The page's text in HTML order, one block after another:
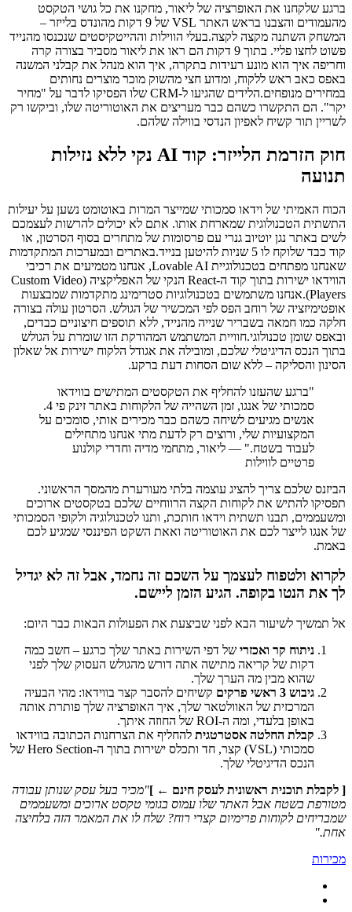
ברגע שלקחנו את האופרציה של ליאור, מחקנו את כל גושי הטקסט
מהעמודים והצבנו בראש האתר VSL של 9 דקות מהונדס בלייזר –
המשחק השתנה מקצה לקצה.בעלי הווילות וההייטקיסטים שנכנסו מהנייד
פשוט לחצו פליי. בתוך 9 דקות הם ראו את ליאור מסביר בצורה קרה
וחריפה איך הוא מונע רעידות בתקרה, איך הוא מנהל את קבלני המשנה
באפס כאב ראש ללקוח, ומדוע חצי מהשוק מוכר מוצרים נחותים
במחירים מנופחים.הלידים שהגיעו ל-CRM שלו הפסיקו לדבר על "מחיר
יקר". הם התקשרו כשהם כבר מעריצים את האוטוריטה שלו, וביקשו רק
לשריין תור קשיח לאפיון הנדסי בווילה שלהם.
חוק הזרמת הלייזר: קוד AI נקי ללא נזילות
תנועה
הכוח האמיתי של וידאו סמכותי שמייצר המרות באוטומט נשען על יעילות
התשתית הטכנולוגית שמארחת אותו. אתם לא יכולים להרשות לעצמכם
לשים באתר נגן יוטיוב גנרי עם פרסומות של מתחרים בסוף הסרטון, או
קוד כבד שלוקח לו 5 שניות להיטען בנייד.באתרים ובמערכות המתקדמות
שאנחנו מפתחים בטכנולוגיית Lovable AI, אנחנו מטמיעים את רכיבי
הווידאו ישירות בתוך קוד ה-React הנקי של האפליקציה (Custom Video
Players).אנחנו משתמשים בטכנולוגיות סטרימינג מתקדמות שמבצעות
אופטימיזציה של רוחב הפס לפי המכשיר של הגולש. הסרטון עולה בצורה
חלקה כמו חמאה בשבריר שנייה מהנייד, ללא תוספים חיצוניים כבדים,
ובאפס שומן טכנולוגי.חוויית המשתמש המהודקת הזו שומרת על הגולש
בתוך הנכס הדיגיטלי שלכם, ומובילה את אגודל הלקוח ישירות אל שאלון
הסינון והסליקה – ללא שום הסחות דעת ברקע.
"ברגע שהעזנו להחליף את הטקסטים המתישים בווידאו
סמכותי של אנגו, זמן השהייה של הלקוחות באתר זינק פי 4.
אנשים מגיעים לשיחה כשהם כבר מכירים אותי, סומכים על
המקצועיות שלי, ורוצים רק לדעת מתי אנחנו מתחילים
לעבוד בשטח." — ליאור, מתחמי מדיה וחדרי קולנוע
פרטיים לווילות
הביזנס שלכם צריך להציג עוצמה בלתי מעורערת מהמסך הראשוני.
תפסיקו להתיש את לקוחות הקצה הרווחיים שלכם בטקסטים ארוכים
ומשעממים, תבנו תשתית וידאו חותכת, ותנו לטכנולוגיה ולקופי הסמכותי
של אנגו לייצר לכם את האוטוריטה ואאת השקט הפיננסי שמגיע לכם
באמת.
לקרוא ולטפוח לעצמך על השכם זה נחמד, אבל זה לא יגדיל
לך את הנטו בקופה. הגיע הזמן ליישם.
אל תמשיך לשיעור הבא לפני שביצעת את הפעולות הבאות כבר היום:
ניתוח קר ואכזרי של דפי השירות באתר שלך כרגע – חשב כמה
דקות של קריאה מתישה אתה דורש מהגולש העסוק שלך לפני
שהוא מבין מה הערך שלך.
גיבוש 3 ראשי פרקים
קשיחים להסבר קצר בווידאו: מהי הבעיה
המרכזית של האוולטאר שלך, איך האופרציה שלך פותרת אותה
באופן בלעדי, ומה ה-ROI של החוזה איתך.
קבלת החלטה אסטרטגית להחליף את הצרחנות הכתובה בווידאו
סמכותי (VSL) קצר, חד ותכלס ישירות בתוך ה-Hero Section של
הנכס הדיגיטלי שלך.
[ לקבלת תוכנית ראשונית לעסק חינם ← ]"מכיר בעל עסק שנותן עבודה
מטורפת בשטח אבל האתר שלו עמוס בגומי טקסט ארוכים ומשעממים
שמבריחים לקוחות פרימיום קצרי רוח? שלח לו את המאמר הזה בלחיצה
אחת."
מכירות